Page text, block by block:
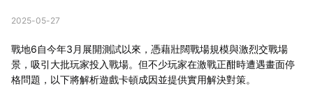
2025-05-27
戰地6自今年3月展開測試以來，憑藉壯闊戰場規模與激烈交戰場
景，吸引大批玩家投入戰場。但不少玩家在激戰正酣時遭遇畫面停
格問題，以下將解析遊戲卡頓成因並提供實用解決對策。